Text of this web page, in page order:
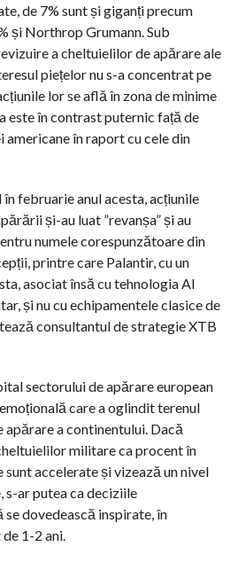
de 7% sunt și giganți precum
și Northrop Grumann. Sub
a cheltuielilor de apărare ale
piețelor nu s-a concentrat pe
lor se află în zona de minime
este în contrast puternic față de
în raport cu cele din
februarie anul acesta, acțiunile
și-au luat ”revanșa” și au
numele corespunzătoare din
printre care Palantir, cu un
asociat însă cu tehnologia AI
și nu cu echipamentele clasice de
consultantul de strategie XTB
sectorului de apărare european
care a oglindit terenul
a continentului. Dacă
militare ca procent în
accelerate și vizează un nivel
s-ar putea ca deciziile
dovedească inspirate, în
1-2 ani.